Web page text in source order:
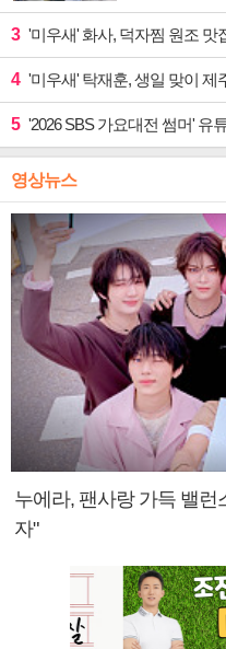
3 '미우새' 화사, 덕자찜 원조
4 '미우새' 탁재훈, 생일 맞이 제
5 '2026 SBS 가요대전 썸머'
영상뉴스
누에라, 팬사랑 가득 밸런
자"